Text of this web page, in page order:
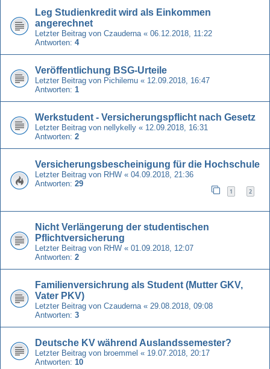
Leg Studienkredit wird als Einkommen
angerechnet
Letzter Beitrag von Czauderna « 06.12.2018, 11:22
Antworten: 4
Veröffentlichung BSG-Urteile
Letzter Beitrag von Pichilemu « 12.09.2018, 16:47
Antworten: 1
Werkstudent - Versicherungspflicht nach Gesetz
Letzter Beitrag von nellykelly « 12.09.2018, 16:31
Antworten: 2
Versicherungsbescheinigung für die Hochschule
Letzter Beitrag von RHW « 04.09.2018, 21:36
Antworten: 29
1 2
Nicht Verlängerung der studentischen
Pflichtversicherung
Letzter Beitrag von RHW « 01.09.2018, 12:07
Antworten: 2
Familienversichrung als Student (Mutter GKV,
Vater PKV)
Letzter Beitrag von Czauderna « 29.08.2018, 09:08
Antworten: 3
Deutsche KV während Auslandssemester?
Letzter Beitrag von broemmel « 19.07.2018, 20:17
Antworten: 10